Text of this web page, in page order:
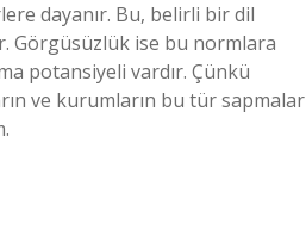
dayanır. Bu, belirli bir dil
Görgüsüzlük ise bu normlara
potansiyeli vardır. Çünkü
ve kurumların bu tür sapmalar